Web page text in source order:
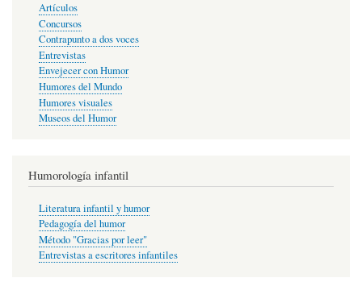
Artículos
Concursos
Contrapunto a dos voces
Entrevistas
Envejecer con Humor
Humores del Mundo
Humores visuales
Museos del Humor
Humorología infantil
Literatura infantil y humor
Pedagogía del humor
Método "Gracias por leer"
Entrevistas a escritores infantiles